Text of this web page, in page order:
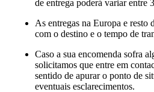
de entrega poderá variar entre
As entregas na Europa e
com o destino e o tempo de
Caso a sua encomenda sofra
solicitamos que entre em
sentido de apurar o ponto de
eventuais esclarecimentos.